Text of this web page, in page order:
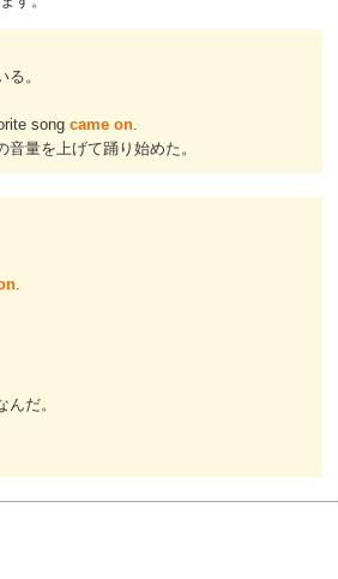
。
song came on.
量を上げて踊り始めた。
.
だ。